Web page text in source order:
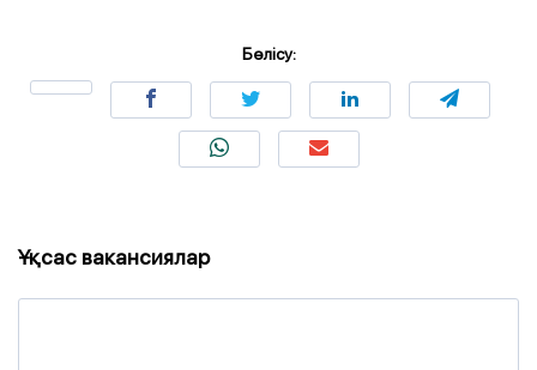
Бөлісу:
Ұқсас вакансиялар